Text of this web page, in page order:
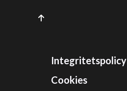
Integritetspolicy
Cookies